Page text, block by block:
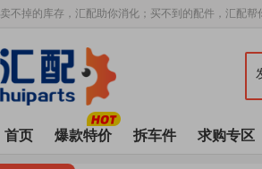
卖不掉的库存，汇配助你消化；买不到的配件，汇配帮
首页 爆款特价 拆车件 求购专区